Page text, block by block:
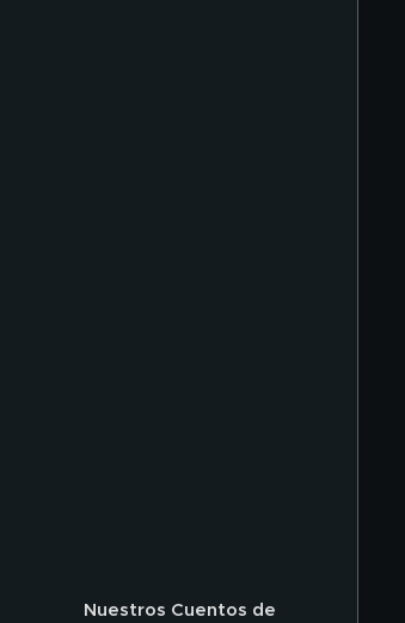
Nuestros Cuentos de